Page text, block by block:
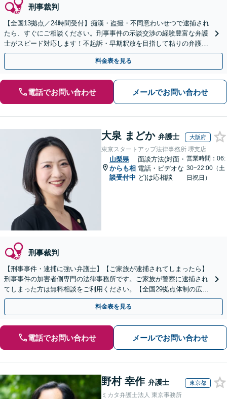
刑事裁判
【全国13拠点／24時間受付】痴漢・盗撮・不同意わいせつで逮捕され
たら、すぐにご相談ください。刑事事件の示談交渉の経験豊富な弁護
士がスピード対応します！不起訴・早期釈放を目指して粘りの弁護活
動を行います。
料金表を見る
電話でお問い合わせ メールでお問い合わせ
大泉 まどか 弁護士 大阪府
東京スタートアップ法律事務所 堺支店
山梨県
からも相
談受付中
面談方法(対面・
電話・ビデオな
ど)は応相談
営業時間：06:
30~22:00（土
日祝日）
刑事裁判
【刑事事件・逮捕に強い弁護士】【ご家族が逮捕されてしまったら】
刑事事件の加害者側専門の法律事務所です。ご家族が警察に逮捕され
てしまった方は無料相談をご利用ください。【全国29拠点体制の広域
対応】【弁護士待機中/当日中の電話相談可(予約制)】
料金表を見る
電話でお問い合わせ メールでお問い合わせ
野村 幸作 弁護士 東京都
ミカタ弁護士法人 東京事務所